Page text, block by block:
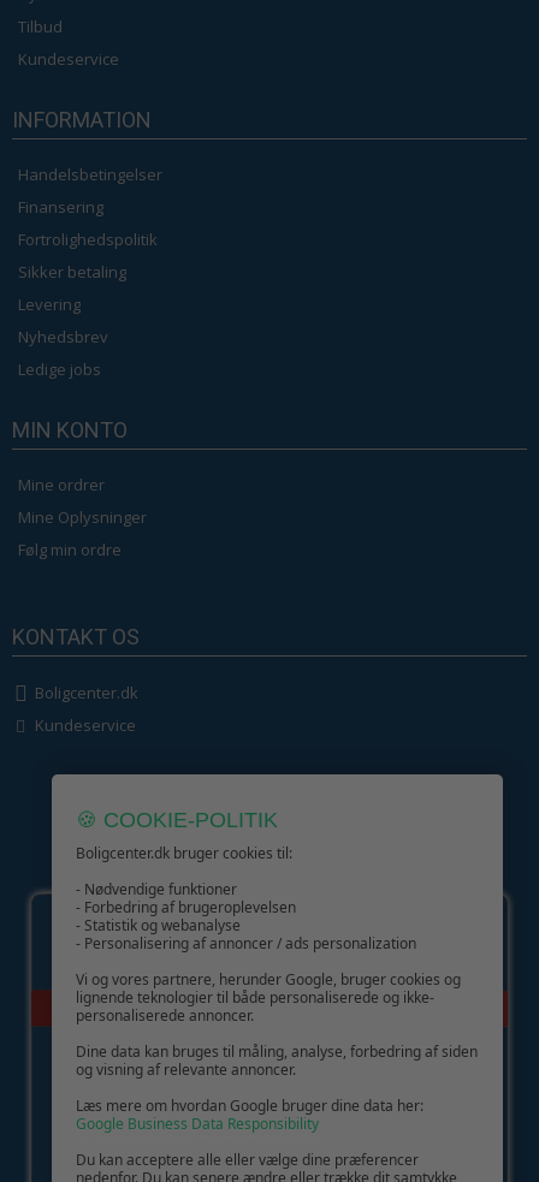
Tilbud
Kundeservice
INFORMATION
Handelsbetingelser
Finansering
Fortrolighedspolitik
Sikker betaling
Levering
Nyhedsbrev
Ledige jobs
MIN KONTO
Mine ordrer
Mine Oplysninger
Følg min ordre
KONTAKT OS
Boligcenter.dk
Kundeservice
GIV GLÆDE MED ET GAVEKORT!
🍪 COOKIE-POLITIK
Boligcenter.dk bruger cookies til:
- Nødvendige funktioner
- Forbedring af brugeroplevelsen
- Statistik og webanalyse
- Personalisering af annoncer / ads personalization
Vi og vores partnere, herunder Google, bruger cookies og
lignende teknologier til både personaliserede og ikke-
personaliserede annoncer.
Dine data kan bruges til måling, analyse, forbedring af siden
og visning af relevante annoncer.
Læs mere om hvordan Google bruger dine data her:
Google Business Data Responsibility
Du kan acceptere alle eller vælge dine præferencer
nedenfor. Du kan senere ændre eller trække dit samtykke